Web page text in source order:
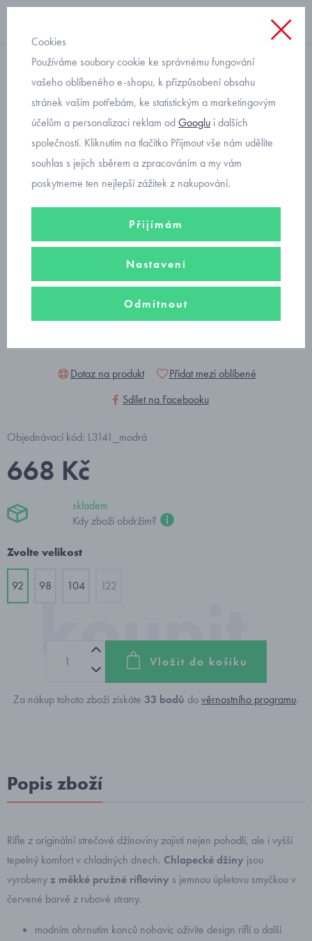
rifle
dětské džíny mírně
zateplené Mayoral 4524
Dotaz na produkt
Přidat mezi oblíbené
Sdílet na Facebooku
Objednávací kód: L3141_modrá
668 Kč
skladem
Kdy zboží obdržím?
Zvolte velikost
92 98 104 122
Vložit do košíku
Za nákup tohoto zboží získáte 33 bodů dověrnostního programu.
Popis zboží
Rifle z originální strečové džínoviny zajistí nejen pohodlí, ale i vyšší
tepelný komfort v chladných dnech. Chlapecké džíny jsou
vyrobenyz měkké pružné rifloviny s jemnou úpletovu smyčkou v
červené barvě z rubové strany.
modním ohrnutím konců nohavic oživíte design riflí o další
Cookies
Používáme soubory cookie ke správnému fungování
vašeho oblíbeného e-shopu, k přizpůsobení obsahu
stránek vašim potřebám, ke statistickým a marketingovým
účelům a personalizaci reklam odGooglu i dalších
společností. Kliknutím na tlačítko Přijmout vše nám udělíte
souhlas s jejich sběrem a zpracováním a my vám
poskytneme ten nejlepší zážitek z nakupování.
Přijímám
Nastavení
Odmítnout